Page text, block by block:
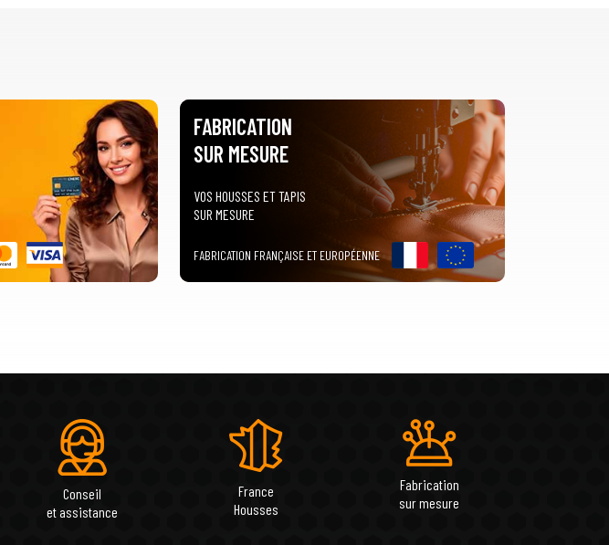
FABRICATION
SUR MESURE
VOS HOUSSES ET TAPIS
SUR MESURE
FABRICATION FRANÇAISE ET EUROPÉENNE
Conseil
et assistance
France
Housses
Fabrication
sur mesure